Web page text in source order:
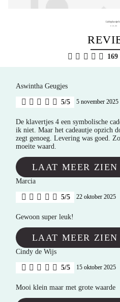
Lichtplantje
€ 19,99
169
Aswintha Geugjes
5/5 5 november 2025
De klavertjes 4 een symbolische
ik niet. Maar het cadeautje opzich
zegt genoeg. Levering was goed.
moeite waard.
LAAT MEER ZIEN
Marcia
5/5 22 oktober 2025
Gewoon super leuk!
LAAT MEER ZIEN
Cindy de Wijs
5/5 15 oktober 2025
Mooi klein maar met grote waarde